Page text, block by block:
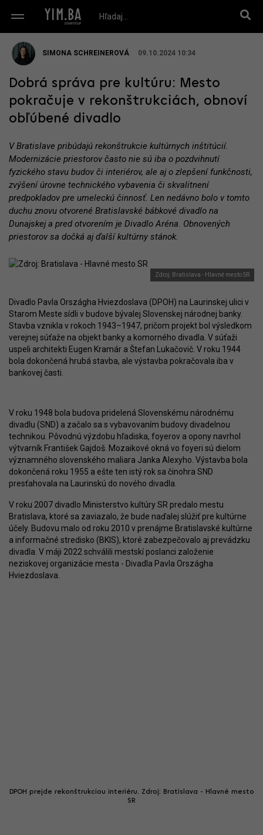
SIMONA SCHREINEROVÁ 09.10.2024 10:34
Dobrá správa pre kultúru: Mesto
pokračuje v rekonštrukciách, obnoví
obľúbené divadlo
V Bratislave pribúdajú rekonštrukcie kultúrnych inštitúcií.
Modernizácie priestorov často nie sú iba o pozdvihnutí
fyzického stavu budov či interiérov, ale aj o zlepšení funkčnosti,
zvýšení úrovne technického vybavenia či skvalitnení
predpokladov pre umeleckú činnosť. Len nedávno bolo v tomto
duchu znovu otvorené Bratislavské bábkové divadlo na
Dunajskej a pred otvorením je Divadlo Aréna. Obnovených
priestorov sa dočká aj ďalší kultúrny stánok.
Zdroj: Bratislava - Hlavné mesto SR
Divadlo Pavla Országha Hviezdoslava (DPOH) na Laurinskej ulici v
Starom Meste sídli v budove bývalej Slovenskej národnej banky.
Stavba vznikla v rokoch 1943–1947, pričom projekt bol výsledkom
verejnej súťaže na objekt banky a komorného divadla. V súťaži
uspeli architekti Eugen Kramár a Štefan Lukačovič. V roku 1944
bola dokončená hrubá stavba, ale výstavba pokračovala iba v
bankovej časti.
V roku 1948 bola budova pridelená Slovenskému národnému
divadlu (SND) a začalo sa s vybavovaním budovy divadelnou
technikou. Pôvodnú výzdobu hľadiska, foyerov a opony navrhol
výtvarník František Gajdoš. Mozaikové okná vo foyeri sú dielom
významného slovenského maliara Janka Alexyho. Výstavba bola
dokončená roku 1955 a ešte ten istý rok sa činohra SND
presťahovala na Laurinskú do nového divadla.
V roku 2007 divadlo Ministerstvo kultúry SR predalo mestu
Bratislava, ktoré sa zaviazalo, že bude naďalej slúžiť pre kultúrne
účely. Budovu malo od roku 2010 v prenájme Bratislavské kultúrne
a informačné stredisko (BKIS), ktoré zabezpečovalo aj prevádzku
divadla. V máji 2022 schválili mestskí poslanci založenie
neziskovej organizácie mesta - Divadla Pavla Országha
Hviezdoslava.
DPOH prejde rekonštrukciou interiéru. Zdroj: Bratislava - Hlavné mesto
SR